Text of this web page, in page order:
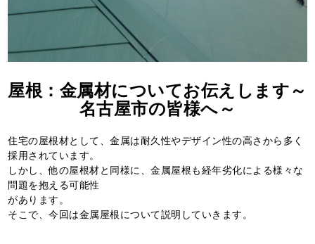
屋根：金属材についてお伝えします～
名古屋市の皆様へ～
住宅の屋根材として、金属は耐久性やデザイン性の高さから多く
採用されています。
しかし、他の屋根材と同様に、金属屋根も経年劣化による様々な
問題を抱える可能性
があります。
そこで、今回は金属屋根について説明していきます。